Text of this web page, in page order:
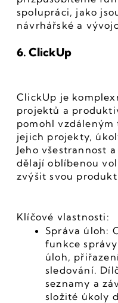
spolupráci, jako
návrhářské a
6. ClickUp
ClickUp je
projektů a
pomohl
jejich projekty,
Jeho všestrannost
dělají oblíbenou
zvýšit svou
Klíčové vlastnosti:
Správa úloh:
funkce
úloh,
sledování.
seznamy a
složité úkoly